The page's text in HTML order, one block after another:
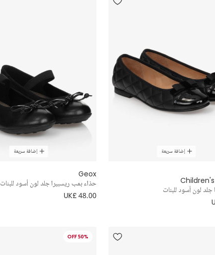
إضافة سريعة
جلد لون أسود للبنات
إضافة سريعة
Geox
حذاء بمب ريسبيرا جلد لون أسود للبنات
UK£ 48.00
50% OFF